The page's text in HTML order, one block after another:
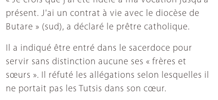
présent. J'ai un contrat à vie avec le diocèse de
Butare » (sud), a déclaré le prêtre catholique.
Il a indiqué être entré dans le sacerdoce pour
servir sans distinction aucune ses « frères et
sœurs ». Il réfuté les allégations selon lesquelles il
ne portait pas les Tutsis dans son cœur.